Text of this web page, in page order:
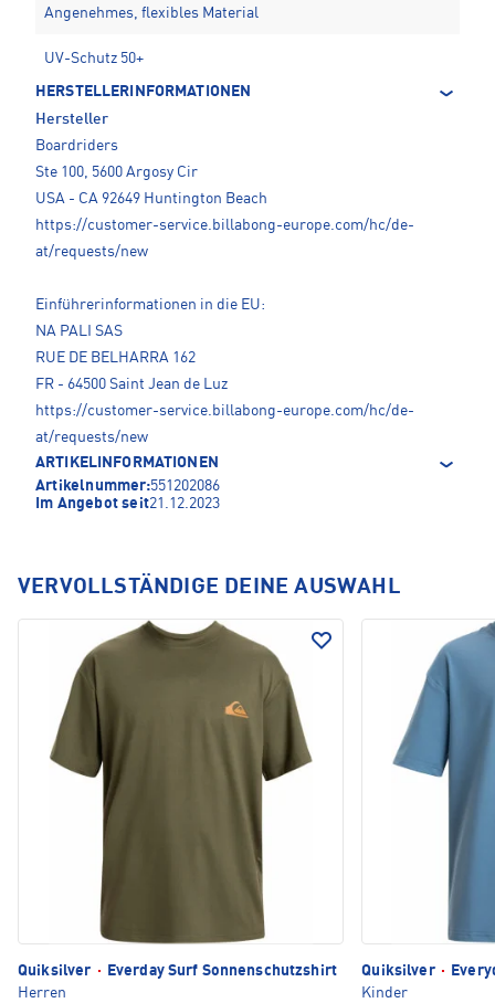
Angenehmes, flexibles Material
UV-Schutz 50+
HERSTELLERINFORMATIONEN
Hersteller
Boardriders
Ste 100, 5600 Argosy Cir
USA - CA 92649 Huntington Beach
https://customer-service.billabong-europe.com/hc/de-
at/requests/new
Einführerinformationen in die EU:
NA PALI SAS
RUE DE BELHARRA 162
FR - 64500 Saint Jean de Luz
https://customer-service.billabong-europe.com/hc/de-
at/requests/new
ARTIKELINFORMATIONEN
Artikelnummer:551202086
Im Angebot seit21.12.2023
VERVOLLSTÄNDIGE DEINE AUSWAHL
Quiksilver ·
Everday Surf Sonnenschutzshirt
Herren
Quiksilver ·
Kinder